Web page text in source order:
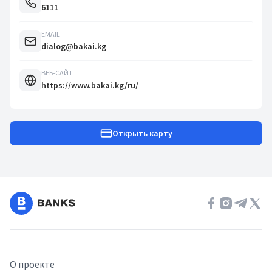
6111
EMAIL
dialog@bakai.kg
ВЕБ-САЙТ
https://www.bakai.kg/ru/
Открыть карту
О проекте